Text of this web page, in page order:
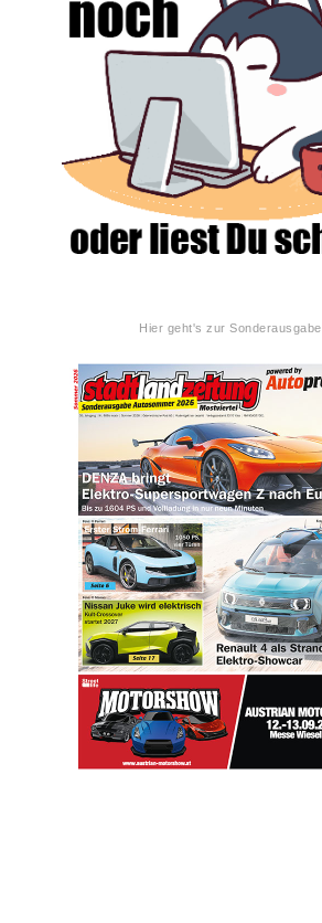
Hier geht's zur Sonderausgabe